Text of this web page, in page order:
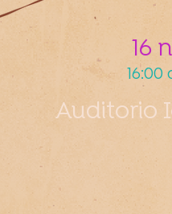
16
16:00
Auditorio